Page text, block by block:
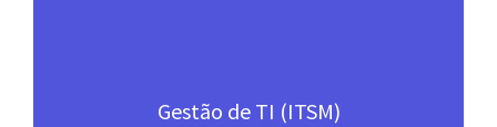
Gestão de TI (ITSM)